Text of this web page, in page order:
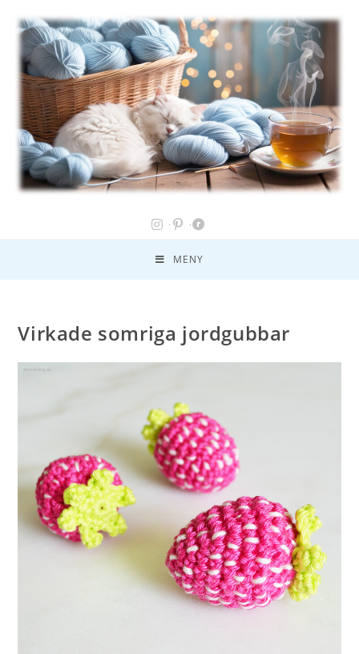
MENY
Virkade somriga jordgubbar